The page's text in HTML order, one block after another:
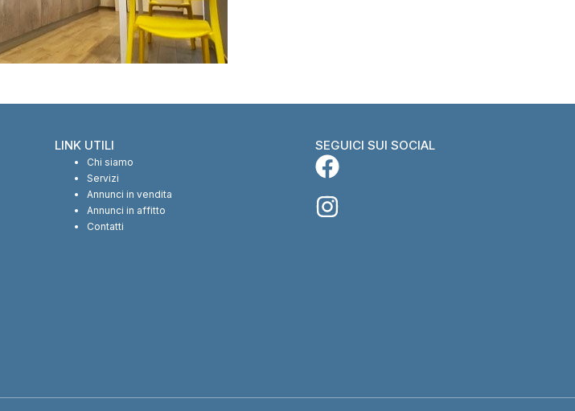
LINK UTILI
Chi siamo
Servizi
Annunci in vendita
Annunci in affitto
Contatti
SEGUICI SUI SOCIAL